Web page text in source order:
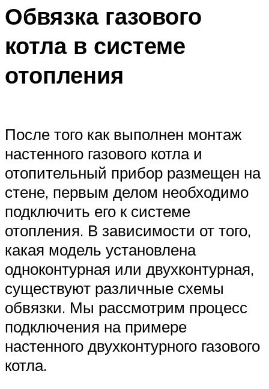
Обвязка газового
котла в системе
отопления
После того как выполнен монтаж
настенного газового котла и
отопительный прибор размещен на
стене, первым делом необходимо
подключить его к системе
отопления. В зависимости от того,
какая модель установлена
одноконтурная или двухконтурная,
существуют различные схемы
обвязки. Мы рассмотрим процесс
подключения на примере
настенного двухконтурного газового
котла.